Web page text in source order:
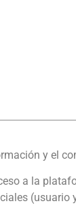
y el
a la